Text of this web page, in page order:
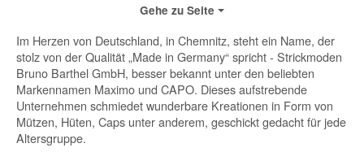
Gehe zu Seite
Im Herzen von Deutschland, in Chemnitz, steht ein Name, der
stolz von der Qualität „Made in Germany“ spricht - Strickmoden
Bruno Barthel GmbH, besser bekannt unter den beliebten
Markennamen Maximo und CAPO. Dieses aufstrebende
Unternehmen schmiedet wunderbare Kreationen in Form von
Mützen, Hüten, Caps unter anderem, geschickt gedacht für jede
Altersgruppe.